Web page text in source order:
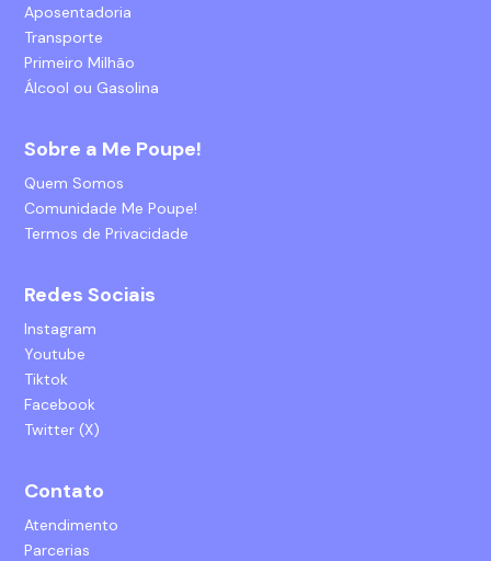
Aposentadoria
Transporte
Primeiro Milhão
Álcool ou Gasolina
Sobre a Me Poupe!
Quem Somos
Comunidade Me Poupe!
Termos de Privacidade
Redes Sociais
Instagram
Youtube
Tiktok
Facebook
Twitter (X)
Contato
Atendimento
Parcerias